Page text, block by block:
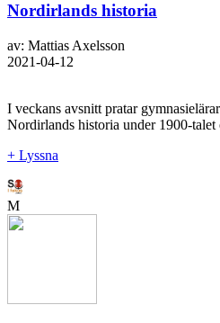
Nordirlands historia
av: Mattias Axelsson
2021-04-12
I veckans avsnitt pratar
Nordirlands historia under 1900-talet
+ Lyssna
M